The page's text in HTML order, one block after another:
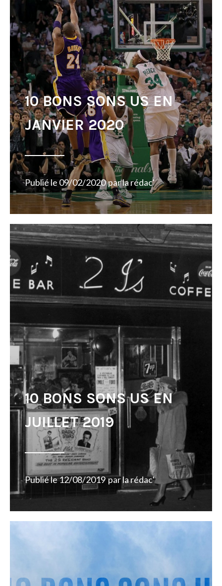
10 BONS SONS US EN
JANVIER 2020
Publié le 09/02/2020 parla rédac'
10 BONS SONS US EN
JUILLET 2019
Publié le12/08/2019 parla rédac'